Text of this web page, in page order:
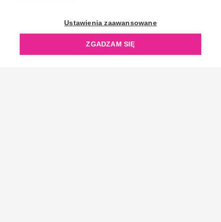
Ustawienia zaawansowane
ZGADZAM SIĘ
OpenGift jest częścią ReflectGroup.